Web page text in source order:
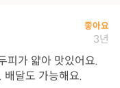
좋아요
3년
피가 얇아 맛있어요.
달도 가능해요.